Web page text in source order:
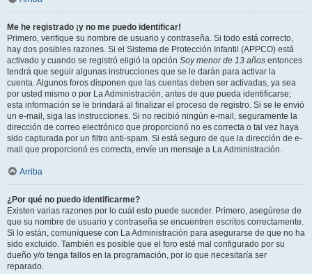
Me he registrado ¡y no me puedo identificar!
Primero, verifique su nombre de usuario y contraseña. Si todo está correcto,
hay dos posibles razones. Si el Sistema de Protección Infantil (APPCO) está
activado y cuando se registró eligió la opción Soy menor de 13 años entonces
tendrá que seguir algunas instrucciones que se le darán para activar la
cuenta. Algunos foros disponen que las cuentas deben ser activadas, ya sea
por usted mismo o por La Administración, antes de que pueda identificarse;
esta información se le brindará al finalizar el proceso de registro. Si se le envió
un e-mail, siga las instrucciones. Si no recibió ningún e-mail, seguramente la
dirección de correo electrónico que proporcionó no es correcta o tal vez haya
sido capturada por un filtro anti-spam. Si está seguro de que la dirección de e-
mail que proporcionó es correcta, envíe un mensaje a La Administración.
Arriba
¿Por qué no puedo identificarme?
Existen varias razones por lo cuál esto puede suceder. Primero, asegúrese de
que su nombre de usuario y contraseña se encuentren escritos correctamente.
Si lo están, comuníquese con La Administración para asegurarse de que no ha
sido excluido. También es posible que el foro esté mal configurado por su
dueño y/o tenga fallos en la programación, por lo que necesitaría ser
reparado.